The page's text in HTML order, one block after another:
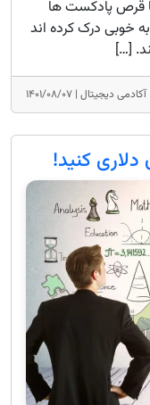
پا قرص پادکست ها
خوبی درک کرده اند
[…]
آکادمی دیجیتال | ۱۴۰۱/۰۸/۰۷
کنید!